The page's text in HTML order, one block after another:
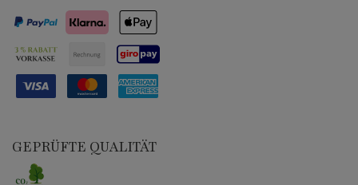
GEPRÜFTE QUALITÄT